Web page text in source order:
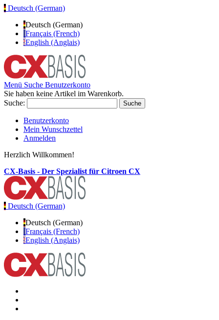
Deutsch (German)
Deutsch (German)
Français (French)
English (Anglais)
Menü Suche Benutzerkonto
Sie haben keine Artikel im Warenkorb.
Suche:
Suche
Benutzerkonto
Mein Wunschzettel
Anmelden
Herzlich Willkommen!
CX-Basis - Der Spezialist für Citroen CX
Deutsch (German)
Deutsch (German)
Français (French)
English (Anglais)